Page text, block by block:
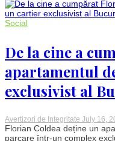
Social
De la cine a
apartamentul
exclusivist al
Avertizori de Integritate July 16,
Florian Coldea deține un
parcare într-un complex